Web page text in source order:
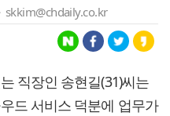
skkim@chdaily.co.kr
직장인 송현길(31)씨는
드 서비스 덕분에 업무가